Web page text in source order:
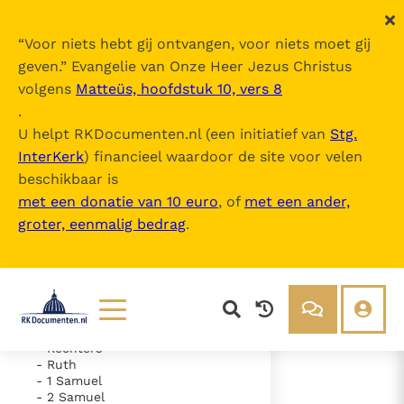
“Voor niets hebt gij ontvangen, voor niets moet gij
geven.” Evangelie van Onze Heer Jezus Christus
volgens Matteüs, hoofdstuk 10, vers 8
.
U helpt RKDocumenten.nl (een initiatief van Stg.
InterKerk) financieel waardoor de site voor velen
beschikbaar is
met een donatie van 10 euro, of met een ander,
groter, eenmalig bedrag.
Lezen
Documenten
Over ons
De Bijbel
Inhoudsopgave
uitklappen
- Oude Testament
- Exodus
- Numeri
- Deuteronomium
- Rechters
- Ruth
- 1 Samuel
- 2 Samuel
- Hoofdstuk 49